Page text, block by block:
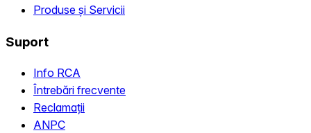
Produse și Servicii
Suport
Info RCA
Întrebări frecvente
Reclamații
ANPC